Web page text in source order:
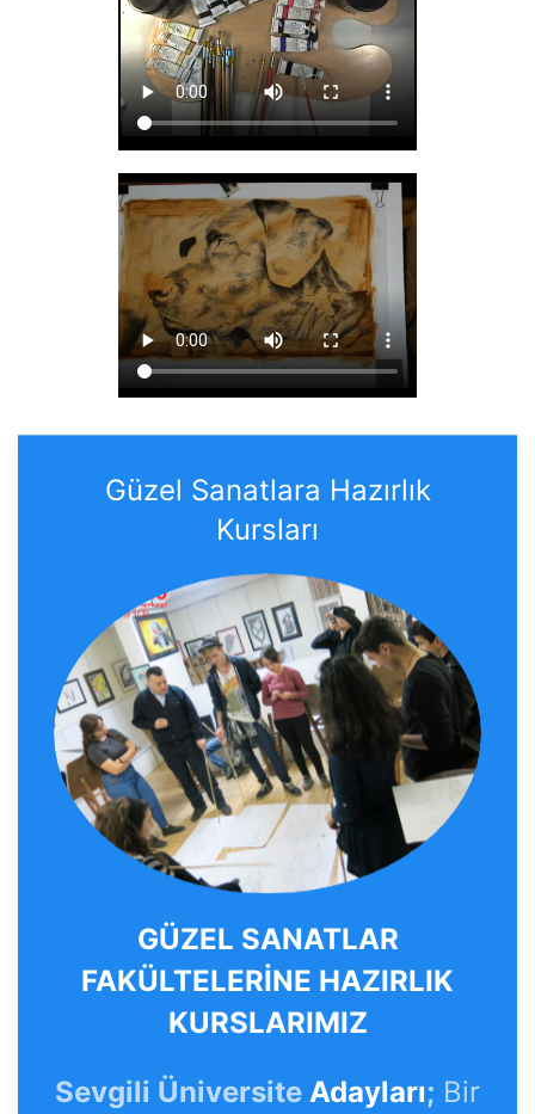
Güzel Sanatlara Hazırlık
Kursları
GÜZEL SANATLAR
FAKÜLTELERİNE HAZIRLIK
KURSLARIMIZ
Sevgili Üniversite Adayları; Bir